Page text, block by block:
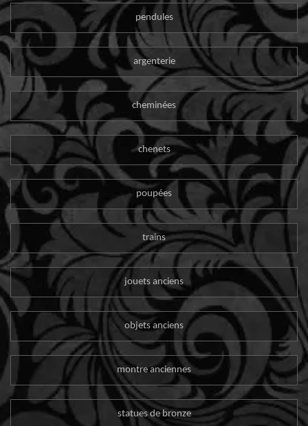
pendules
argenterie
cheminées
chenets
poupées
trains
jouets anciens
objets anciens
montre anciennes
statues de bronze